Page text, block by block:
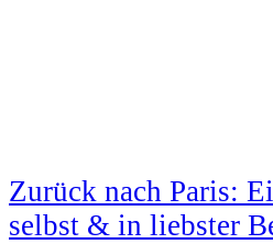
Zurück nach Paris:
selbst & in liebster